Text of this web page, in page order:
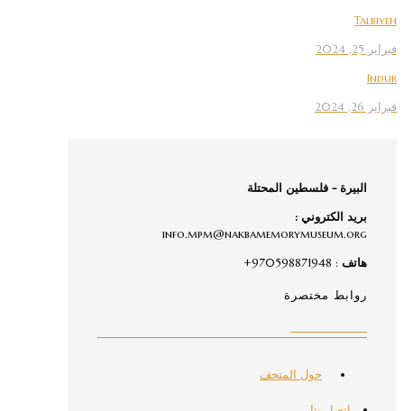
Talbiyeh
فبراير 25, 2024
Indur
فبراير 26, 2024
البيرة - فلسطين المحتلة
بريد الكتروني :
info.mpm@nakbamemorymuseum.org
هاتف : 970598871948+
روابط مختصرة
حول المتحف